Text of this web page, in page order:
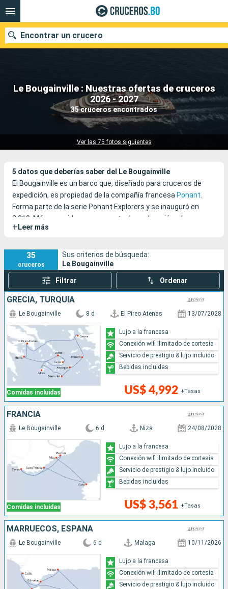
Le Bougainville : Nuestras ofertas de cruceros
2026 - 2027
35 cruceros encontrados
Ver las 75 fotos siguientes
Encontrar un crucero
Nuestros destinos
Fecha de salida
5 datos que deberías saber del Le Bougainville
El Bougainville es un barco que, diseñado para cruceros de
expedición, es propiedad de la compañía francesa Ponant.
Forma parte de la serie Ponant Explorers y se inauguró en
2.019. Más parecido a un gran yate de exploración, el
Bougainville lleva a sus pasajeros a costas y puertos
+ Leer más
35
cruceros
Sus criterios de búsqueda:
Le Bougainville
Filtrar Ordenar
GRECIA, TURQUÍA
Comidas incluidas
Le Bougainville 8 d El Pireo Atenas 13/07/2028
US$ 4,992 +Tasas
Lujo a la francesa
Conexión wifi ilimitado de cortesía
Servicio de prestigio & lujo incluido
Bebidas incluidas
FRANCIA
Comidas incluidas
Le Bougainville 6 d Niza 24/08/2028
US$ 3,561 +Tasas
Lujo a la francesa
Conexión wifi ilimitado de cortesía
Servicio de prestigio & lujo incluido
Bebidas incluidas
MARRUECOS, ESPAÑA
Le Bougainville 6 d Malaga 10/11/2026
Lujo a la francesa
Conexión wifi ilimitado de cortesía
Servicio de prestigio & lujo incluido